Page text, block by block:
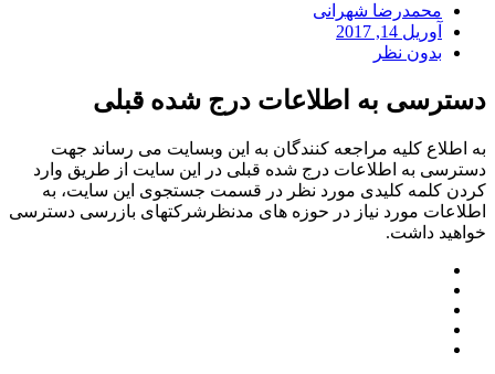
محمدرضا شهرانی
آوریل 14, 2017
بدون نظر
دسترسی به اطلاعات درج شده قبلی
به اطلاع کلیه مراجعه کنندگان به این وبسایت می رساند جهت
دسترسی به اطلاعات درج شده قبلی در این سایت از طریق وارد
کردن کلمه کلیدی مورد نظر در قسمت جستجوی این سایت، به
اطلاعات مورد نیاز در حوزه های مدنظرشرکتهای بازرسی دسترسی
خواهید داشت.